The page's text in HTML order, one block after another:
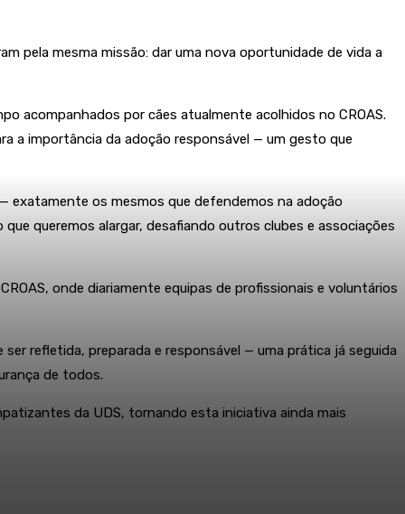
pela mesma missão: dar uma nova oportunidade de vida a
acompanhados por cães atualmente acolhidos no CROAS.
a importância da adoção responsável — um gesto que
exatamente os mesmos que defendemos na adoção
queremos alargar, desafiando outros clubes e associações
onde diariamente equipas de profissionais e voluntários
refletida, preparada e responsável — uma prática já seguida
de todos.
da UDS, tornando esta iniciativa ainda mais